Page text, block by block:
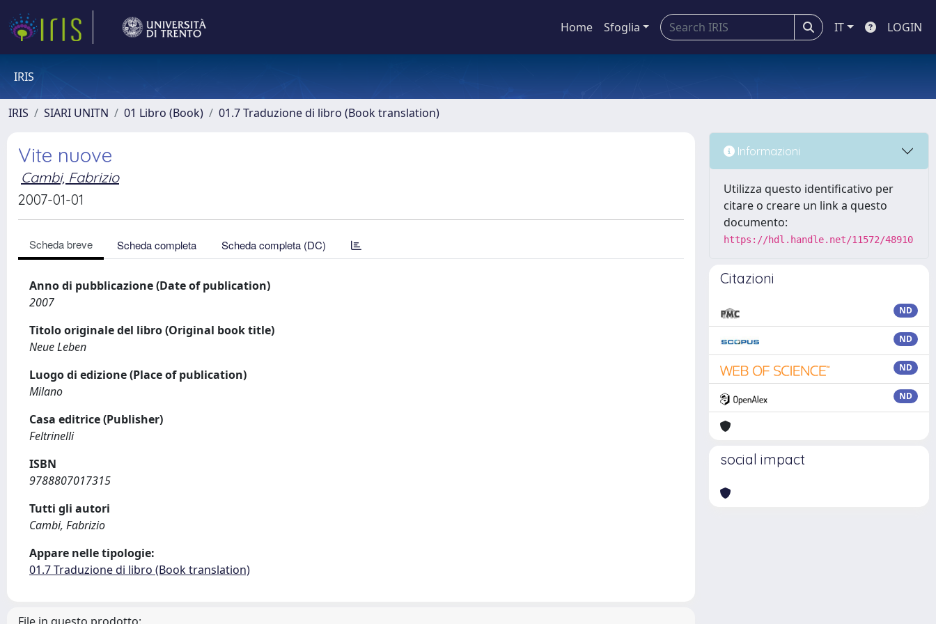
Home Sfoglia IT LOGIN
IRIS
IRIS SIARI UNITN 01 Libro (Book) 01.7 Traduzione di libro (Book translation)
Vite nuove
Cambi, Fabrizio
2007-01-01
Scheda breve Scheda completa Scheda completa (DC)
Anno di pubblicazione (Date of publication)
2007
Titolo originale del libro (Original book title)
Neue Leben
Luogo di edizione (Place of publication)
Milano
Casa editrice (Publisher)
Feltrinelli
ISBN
9788807017315
Tutti gli autori
Cambi, Fabrizio
Appare nelle tipologie:
01.7 Traduzione di libro (Book translation)
Informazioni
Utilizza questo identificativo per
citare o creare un link a questo
documento:
https://hdl.handle.net/11572/48910
Citazioni
ND
ND
ND
ND
social impact